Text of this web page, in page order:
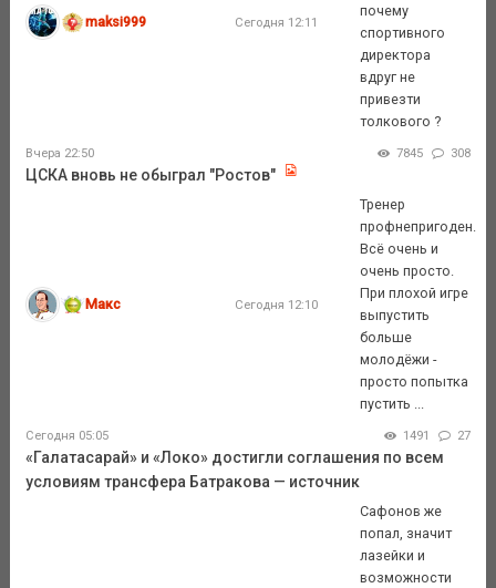
maksi999 Сегодня 12:11
почему
спортивного
директора
вдруг не
привезти
толкового ?
Вчера 22:50 7845 308
ЦСКА вновь не обыграл "Ростов"
Макс Сегодня 12:10
Тренер
профнепригоден.
Всё очень и
очень просто.
При плохой игре
выпустить
больше
молодёжи -
просто попытка
пустить ...
Сегодня 05:05 1491 27
«Галатасарай» и «Локо» достигли соглашения по всем
условиям трансфера Батракова — источник
Сафонов же
попал, значит
лазейки и
возможности